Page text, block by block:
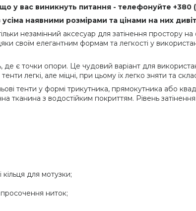
у вас виникнуть питання - телефонуйте +380
наявними розмірами та цінами на них
незамінний аксесуар для затінення простору на
своїм елегантним формам та легкості у
де є точки опори. Це чудовий варіант для
легкі, але міцні, при цьому їх легко зняти та
тенти у формі трикутника, прямокутника або
тканина з водостійким покриттям. Рівень
кільця для мотузки;
ниток;